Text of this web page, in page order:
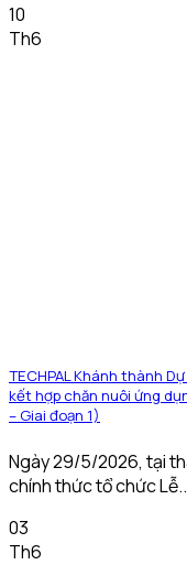
10
Th6
TECHPAL Khánh thành
kết hợp chăn nuôi ứng
– Giai đoạn 1)
Ngày 29/5/2026, tại
chính thức tổ chức
03
Th6